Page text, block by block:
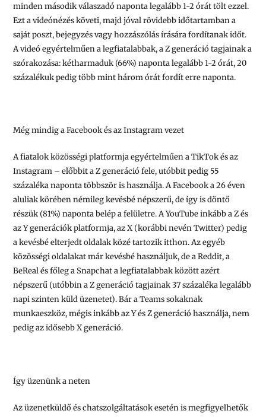
minden második válaszadó naponta legalább 1-2 órát tölt ezzel.
Ezt a videónézés követi, majd jóval rövidebb időtartamban a
saját poszt, bejegyzés vagy hozzászólás írására fordítanak időt.
A videó egyértelműen a legfiatalabbak, a Z generáció tagjainak a
szórakozása: kétharmaduk (66%) naponta legalább 1-2 órát, 20
százalékuk pedig több mint három órát fordít erre naponta.
Még mindig a Facebook és az Instagram vezet
A fiatalok közösségi platformja egyértelműen a TikTok és az
Instagram – előbbit a Z generáció fele, utóbbit pedig 55
százaléka naponta többször is használja. A Facebook a 26 éven
aluliak körében némileg kevésbé népszerű, de így is döntő
részük (81%) naponta belép a felületre. A YouTube inkább a Z és
az Y generációk platformja, az X (korábbi nevén Twitter) pedig
a kevésbé elterjedt oldalak közé tartozik itthon. Az egyéb
közösségi oldalakat már kevésbé használjuk, de a Reddit, a
BeReal és főleg a Snapchat a legfiatalabbak között azért
népszerű (utóbbin a Z generáció tagjainak 37 százaléka legalább
napi szinten küld üzenetet). Bár a Teams sokaknak
munkaeszköz, mégis inkább az Y és Z generáció használja, nem
pedig az idősebb X generáció.
Így üzenünk a neten
Az üzenetküldő és chatszolgáltatások esetén is megfigyelhetők